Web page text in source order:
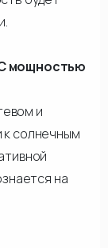
мощностью
и
солнечным
на